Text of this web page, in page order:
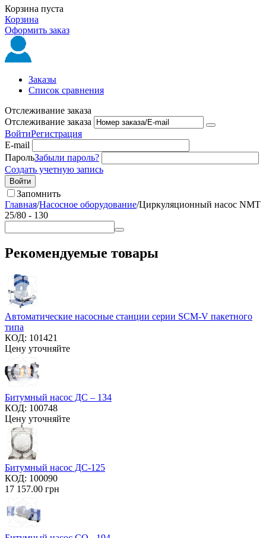
Корзина пуста
Корзина
Оформить заказ
Заказы
Список сравнения
Отслеживание заказа
Отслеживание заказа
ВойтиРегистрация
E-mail
ПарольЗабыли пароль?
Создать учетную запись
Войти
Запомнить
Главная/Насосное оборудование/Циркуляционный насос NMT
25/80 - 130
Рекомендуемые товары
Автоматические насосные станции серии SCM-V пакетного
типа
КОД: 101421
Цену уточняйте
Битумный насос ДС – 134
КОД: 100748
Цену уточняйте
Битумный насос ДС-125
КОД: 100090
17 157.00 грн